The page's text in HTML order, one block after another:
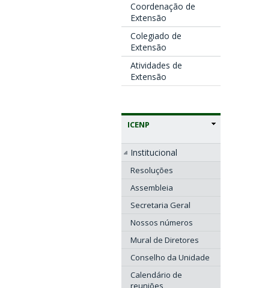
Coordenação de
Extensão
Colegiado de
Extensão
Atividades de
Extensão
ICENP
Institucional
Resoluções
Assembleia
Secretaria Geral
Nossos números
Mural de Diretores
Conselho da Unidade
Calendário de
reuniões